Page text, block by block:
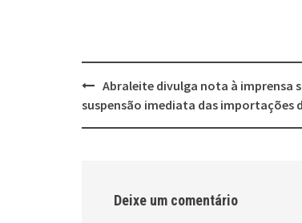
Post
navigation
Abraleite divulga nota à imprensa
suspensão imediata das importações
Deixe um comentário